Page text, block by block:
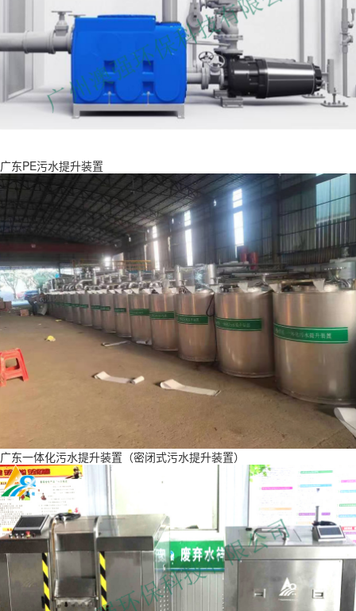
广东PE污水提升装置
广东一体化污水提升装置（密闭式污水提升装置）